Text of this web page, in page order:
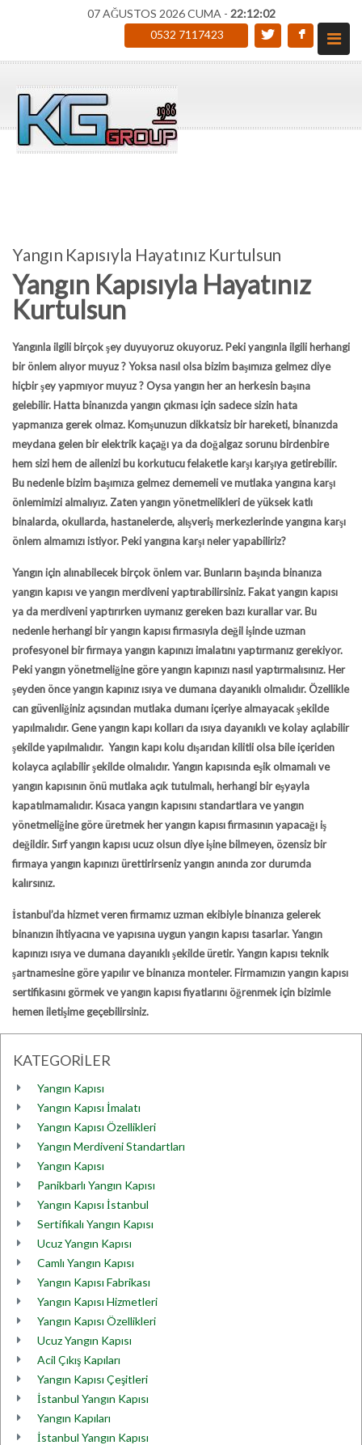
07 AĞUSTOS 2026 CUMA - 22:12:03
0532 7117423
Yangın Kapısıyla Hayatınız Kurtulsun
Yangın Kapısıyla Hayatınız
Kurtulsun
Yangınla ilgili birçok şey duyuyoruz okuyoruz. Peki yangınla ilgili herhangi
bir önlem alıyor muyuz ? Yoksa nasıl olsa bizim başımıza gelmez diye
hiçbir şey yapmıyor muyuz ? Oysa yangın her an herkesin başına
gelebilir. Hatta binanızda yangın çıkması için sadece sizin hata
yapmanıza gerek olmaz. Komşunuzun dikkatsiz bir hareketi, binanızda
meydana gelen bir elektrik kaçağı ya da doğalgaz sorunu birdenbire
hem sizi hem de ailenizi bu korkutucu felaketle karşı karşıya getirebilir.
Bu nedenle bizim başımıza gelmez dememeli ve mutlaka yangına karşı
önlemimizi almalıyız. Zaten yangın yönetmelikleri de yüksek katlı
binalarda, okullarda, hastanelerde, alışveriş merkezlerinde yangına karşı
önlem almamızı istiyor. Peki yangına karşı neler yapabiliriz?
Yangın için alınabilecek birçok önlem var. Bunların başında binanıza
yangın kapısıve yangın merdiveni yaptırabilirsiniz. Fakat yangın kapısı
ya da merdiveni yaptırırken uymanız gereken bazı kurallar var. Bu
nedenle herhangi biryangın kapısı firmasıyladeğil işinde uzman
profesyonel bir firmayayangın kapınızı imalatınıyaptırmanız gerekiyor.
Peki yangın yönetmeliğine göre yangın kapınızı nasıl yaptırmalısınız. Her
şeyden önce yangın kapınız ısıya ve dumana dayanıklı olmalıdır. Özellikle
can güvenliğiniz açısından mutlaka dumanı içeriye almayacak şekilde
yapılmalıdır. Gene yangın kapı kolları da ısıya dayanıklı ve kolay açılabilir
şekilde yapılmalıdır. Yangın kapı kolu dışarıdan kilitli olsa bile içeriden
kolayca açılabilir şekilde olmalıdır. Yangın kapısında eşik olmamalı ve
yangın kapısının önü mutlaka açık tutulmalı, herhangi bir eşyayla
kapatılmamalıdır. Kısaca yangın kapısını standartlara ve yangın
yönetmeliğine göre üretmek her yangın kapısı firmasının yapacağı iş
değildir. Sırf yangın kapısı ucuz olsun diye işine bilmeyen, özensiz bir
firmaya yangın kapınızı ürettirirseniz yangın anında zor durumda
kalırsınız.
İstanbul’da hizmet veren firmamız uzman ekibiyle binanıza gelerek
binanızın ihtiyacına ve yapısına uygun yangın kapısı tasarlar. Yangın
kapınızı ısıya ve dumana dayanıklı şekilde üretir.Yangın kapısı teknik
şartnamesinegöre yapılır ve binanıza monteler. Firmamızınyangın kapısı
sertifikasını görmek veyangın kapısı fiyatlarınıöğrenmek için bizimle
hemen iletişime geçebilirsiniz.
KATEGORİLER
Yangın Kapısı
Yangın Kapısı İmalatı
Yangın Kapısı Özellikleri
Yangın Merdiveni Standartları
Yangın Kapısı
Panikbarlı Yangın Kapısı
Yangın Kapısı İstanbul
Sertifikalı Yangın Kapısı
Ucuz Yangın Kapısı
Camlı Yangın Kapısı
Yangın Kapısı Fabrikası
Yangın Kapısı Hizmetleri
Yangın Kapısı Özellikleri
Ucuz Yangın Kapısı
Acil Çıkış Kapıları
Yangın Kapısı Çeşitleri
İstanbul Yangın Kapısı
Yangın Kapıları
İstanbul Yangın Kapısı